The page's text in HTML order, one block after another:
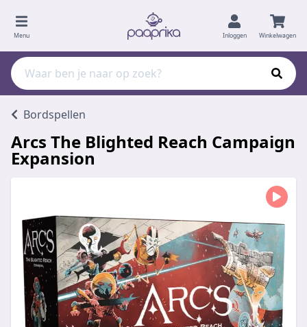
Menu Inloggen Winkelwagen
Bordspellen
Arcs The Blighted Reach Campaign
Expansion